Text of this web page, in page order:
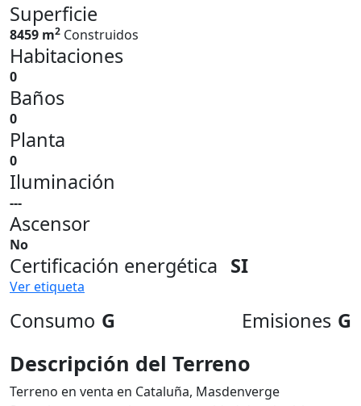
Superficie
8459 m2 Construidos
Habitaciones
0
Baños
0
Planta
0
Iluminación
---
Ascensor
No
Certificación energética SI
Ver etiqueta
Consumo G Emisiones G
Descripción del Terreno
Terreno en venta en Cataluña, Masdenverge